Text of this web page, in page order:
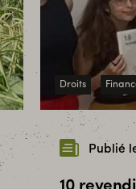
Droits
Publié